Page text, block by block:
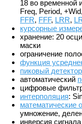
18 во временной
Freq, Period,
FFR, FFF, LRR,
курсорные
хранение: 20
маски
ограничение
функция
пиковый детектор
автоматический
цифровые
интерполяция:
математические
умножение,
инверсия сигнала